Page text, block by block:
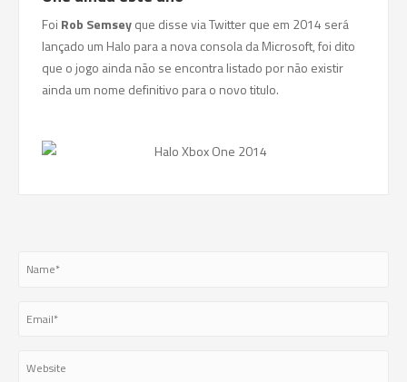
Foi Rob Semseyque disse via Twitter que em 2014 será
lançado um Halo para a nova consola da Microsoft, foi dito
que o jogo ainda não se encontra listado por não existir
ainda um nome definitivo para o novo titulo.